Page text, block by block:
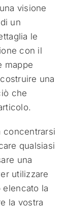
visione
un
le
con il
mappe
una
che
concentrarsi
qualsiasi
una
utilizzare
elencato la
la vostra